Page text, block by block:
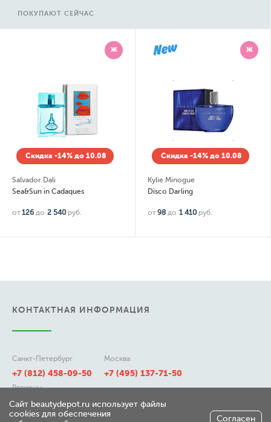
ПОКУПАЮТ СЕЙЧАС
Ж
Скидка -14% до 10.08
Salvador Dali
Sea&Sun in Cadaques
от126 до 2 540 руб.
Ж
Скидка -14% до 10.08
Kylie Minogue
Disco Darling
от98 до 1 410 руб.
КОНТАКТНАЯ ИНФОРМАЦИЯ
Санкт-Петербург
+7 (812) 458-09-50
Москва
+7 (495) 137-71-50
Регионы
8 (800) 511-21-50
Сайт beautydepot.ru использует файлы
cookies для обеспечения
Согласен